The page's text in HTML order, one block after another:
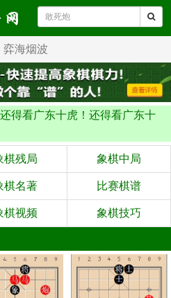
弈海烟波
得看广东十虎！还得看广东十
棋残局 象棋中局
棋名著 比赛棋谱
棋视频 象棋技巧